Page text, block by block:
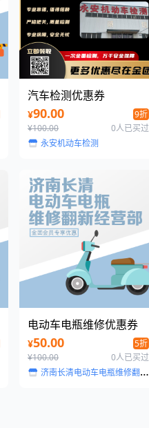
汽车检测优惠券
¥90.00
9折
¥100.00
0人已买过
永安机动车检测
电动车电瓶维修优惠券
¥50.00
5折
¥100.00
0人已买过
济南长清电动车电瓶维修翻新经营部